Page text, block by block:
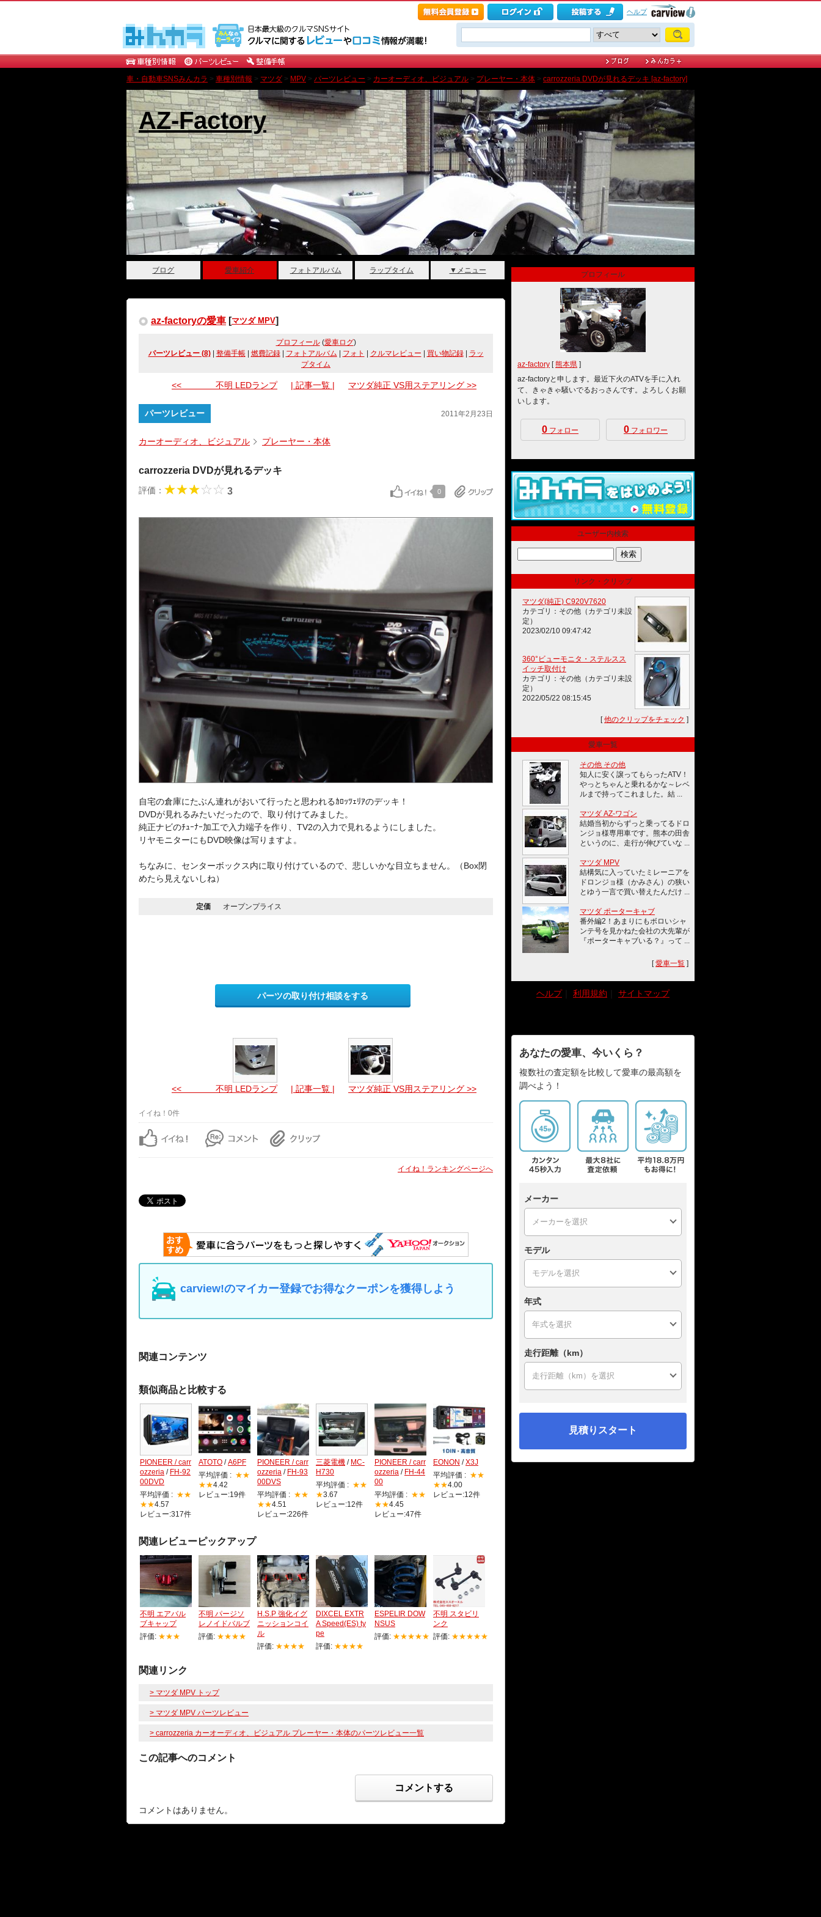
ヘルプ
車・自動車SNSみんカラ > 車種別情報 > マツダ > MPV > パーツレビュー > カーオーディオ、ビジュアル > プレーヤー・本体 > carrozzeria DVDが見れるデッキ [az-factory]
AZ-Factory
ブログ 愛車紹介 フォトアルバム ラップタイム ▼メニュー
az-factoryの愛車 [マツダ MPV]
プロフィール(愛車ログ)
パーツレビュー (8)| 整備手帳| 燃費記録| フォトアルバム フォト クルマレビュー 買い物記録|
ラッ
プタイム
<< 不明 LEDランプ | 記事一覧 | マツダ純正 VS用ステアリング >>
パーツレビュー 2011年2月23日
カーオーディオ、ビジュアル プレーヤー・本体
carrozzeria DVDが見れるデッキ
評価： 3 0
自宅の倉庫にたぶん連れがおいて行ったと思われるｶﾛｯﾂｪﾘｱのデッキ！
DVDが見れるみたいだったので、取り付けてみました。
純正ナビのﾁｭｰﾅｰ加工で入力端子を作り、TV2の入力で見れるようにしました。
リヤモニターにもDVD映像は写りますよ。
ちなみに、センターボックス内に取り付けているので、悲しいかな目立ちません。（Box閉
めたら見えないしね）
定価 オープンプライス
パーツの取り付け相談をする
<< 不明 LEDランプ | 記事一覧 | マツダ純正 VS用ステアリング >>
イイね！0件
イイね！ランキングページへ
carview!のマイカー登録でお得なクーポンを獲得しよう
関連コンテンツ
類似商品と比較する
PIONEER / carr
ozzeria / FH-92
00DVD
平均評価 : ★★
★★4.57
レビュー:317件
ATOTO /A6PF
平均評価 : ★★
★★4.42
レビュー:19件
PIONEER / carr
ozzeria / FH-93
00DVS
平均評価 : ★★
★★4.51
レビュー:226件
三菱電機 / MC-
H730
平均評価 : ★★
★3.67
レビュー:12件
PIONEER / carr
ozzeria / FH-44
00
平均評価 : ★★
★★4.45
レビュー:47件
EONON /X3J
平均評価 : ★★
★★4.00
レビュー:12件
関連レビューピックアップ
不明 エアバル
ブキャップ
評価: ★★★
不明 パージソ
レノイドバルブ
評価: ★★★★
H.S.P 強化イグ
ニッションコイ
ル
評価: ★★★★
DIXCEL EXTR
A Speed(ES) ty
pe
評価: ★★★★
ESPELIR DOW
NSUS
評価: ★★★★★
不明 スタビリ
ンク
評価: ★★★★★
関連リンク
> マツダ MPV トップ
> マツダ MPV パーツレビュー
> carrozzeria カーオーディオ、ビジュアル プレーヤー・本体のパーツレビュー一覧
この記事へのコメント
コメントする
コメントはありません。
プロフィール
az-factory [熊本県 ]
az-factoryと申します。最近下火のATVを手に入れ
て、きゃきゃ騒いでるおっさんです。よろしくお願
いします。
0 フォロー 0 フォロワー
ユーザー内検索
リンク・クリップ
マツダ(純正) C920V7620
カテゴリ：その他（カテゴリ未設
定）
2023/02/10 09:47:42
360°ビューモニタ・ステルスス
イッチ取付け
カテゴリ：その他（カテゴリ未設
定）
2022/05/22 08:15:45
[他のクリップをチェック ]
愛車一覧
その他 その他
知人に安く譲ってもらったATV！
やっとちゃんと乗れるかな～レベ
ルまで持ってこれました。結 ...
マツダ AZ-ワゴン
結婚当初からずっと乗ってるドロ
ンジョ様専用車です。熊本の田舎
というのに、走行が伸びていな ...
マツダ MPV
結構気に入っていたミレーニアを
ドロンジョ様（かみさん）の狭い
とゆう一言で買い替えたんだけ ...
マツダ ポーターキャブ
番外編2！あまりにもボロいシャ
ンテ号を見かねた会社の大先輩が
『ポーターキャブいる？』って ...
[愛車一覧 ]
ヘルプ｜ 利用規約 サイトマップ
あなたの愛車、今いくら？
複数社の査定額を比較して愛車の最高額を
調べよう！
メーカー
モデル
年式
走行距離（km）
見積りスタート